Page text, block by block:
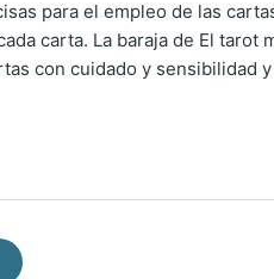
para el empleo de las
carta. La baraja de El tarot
con cuidado y sensibilidad